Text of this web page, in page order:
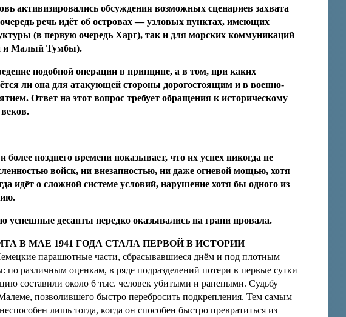
активизировались обсуждения возможных сценариев захвата
речь идёт об островах — узловых пунктах, имеющих
(в первую очередь Харг), так и для морских коммуникаций
и Малый Тумбы).
подобной операции в принципе, а в том, при каких
ли она для атакующей стороны дорогостоящим и в военно-
Ответ на этот вопрос требует обращения к историческому
веков.
позднего времени показывает, что их успех никогда не
войск, ни внезапностью, ни даже огневой мощью, хотя
идёт о сложной системе условий, нарушение хотя бы одного из
успешные десанты нередко оказывались на грани провала.
В МАЕ 1941 ГОДА СТАЛА ПЕРВОЙ В ИСТОРИИ
парашютные части, сбрасывавшиеся днём и под плотным
различным оценкам, в ряде подразделений потери в первые сутки
составили около 6 тыс. человек убитыми и ранеными. Судьбу
позволившего быстро перебросить подкрепления. Тем самым
лишь тогда, когда он способен быстро превратиться из